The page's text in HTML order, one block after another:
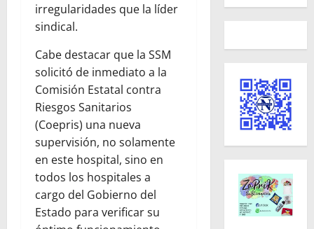
irregularidades que la líder
sindical.
Cabe destacar que la SSM
solicitó de inmediato a la
Comisión Estatal contra
Riesgos Sanitarios
(Coepris) una nueva
supervisión, no solamente
en este hospital, sino en
todos los hospitales a
cargo del Gobierno del
Estado para verificar su